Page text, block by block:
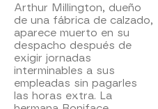
Arthur Millington, dueño
de una fábrica de calzado,
aparece muerto en su
despacho después de
exigir jornadas
interminables a sus
empleadas sin pagarles
las horas extra. La